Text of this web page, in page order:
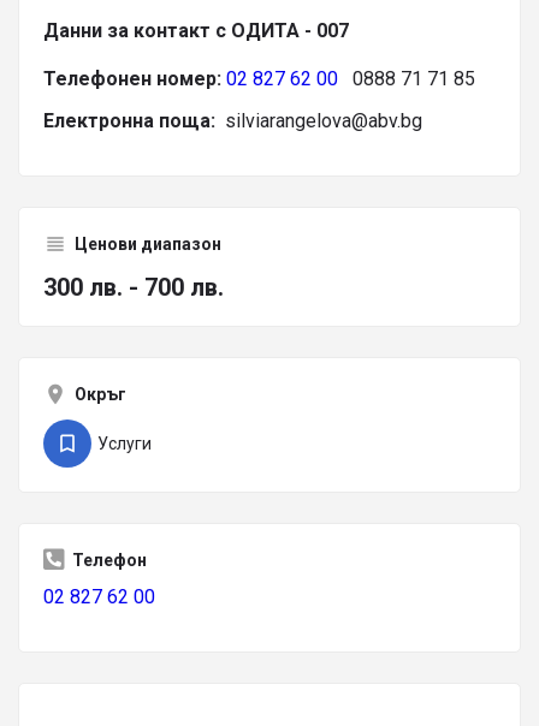
Данни за контакт с ОДИТА - 007
Телефонен номер: 02 827 62 00 0888 71 71 85
Електронна поща: silviarangelova@abv.bg
Ценови диапазон
300 лв. - 700 лв.
Окръг
Услуги
Телефон
02 827 62 00